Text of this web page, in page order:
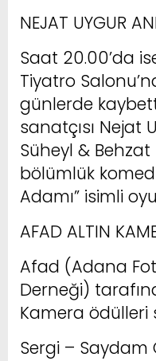
NEJAT UYGUR
Saat 20.00’da
Tiyatro
günlerde
sanatçısı Nejat
Süheyl &
bölümlük
Adamı” isimli
AFAD ALTIN
Afad (Adana
Derneği)
Kamera ödülleri
Sergi – Saydam